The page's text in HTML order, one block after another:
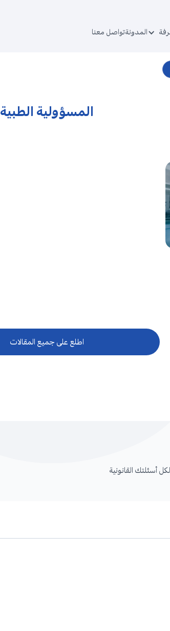
تواصل معناالمدونة
المسؤولية الطبية
اطلع على جميع المقالات
القانونية